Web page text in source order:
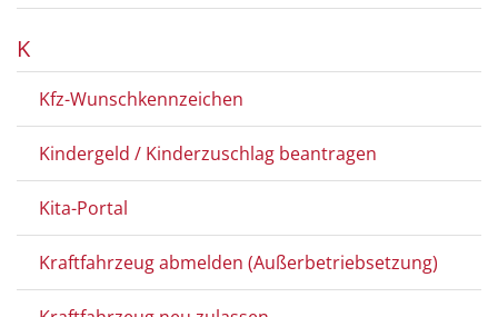
K
Kfz-Wunschkennzeichen
Kindergeld / Kinderzuschlag beantragen
Kita-Portal
Kraftfahrzeug abmelden (Außerbetriebsetzung)